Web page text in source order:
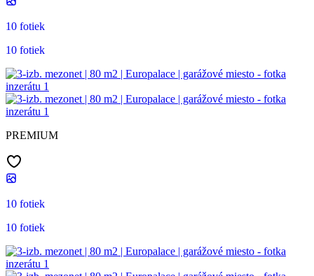
10 fotiek
10 fotiek
PREMIUM
10 fotiek
10 fotiek